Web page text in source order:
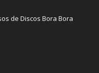
de Discos Bora Bora